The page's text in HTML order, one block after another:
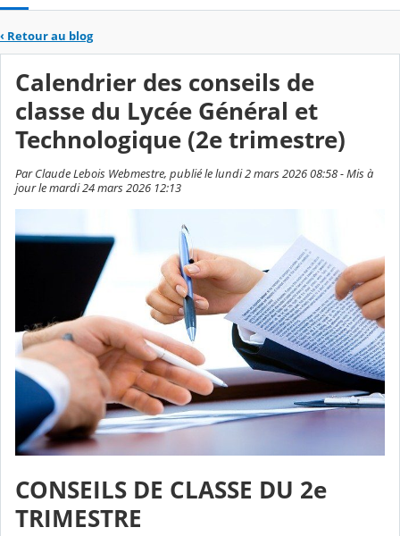
‹ Retour au blog
Calendrier des conseils de
classe du Lycée Général et
Technologique (2e trimestre)
Par Claude Lebois Webmestre, publié le lundi 2 mars 2026 08:58 - Mis à
jour le mardi 24 mars 2026 12:13
CONSEILS DE CLASSE DU 2e
TRIMESTRE